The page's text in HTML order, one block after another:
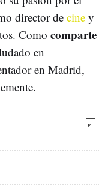
director de cine y
Como comparte
en
en Madrid,